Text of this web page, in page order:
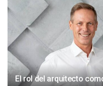
El rol del arquitecto